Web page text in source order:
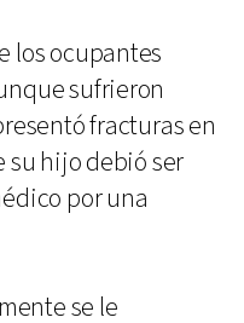
los ocupantes
sufrieron
fracturas en
su hijo debió ser
por una
se le